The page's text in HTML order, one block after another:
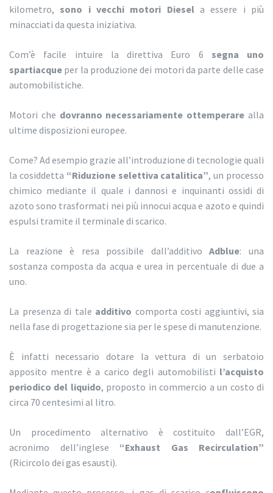
kilometro, sono i vecchi motori Diesela essere i più
minacciati da questa iniziativa.
Com’è facile intuire la direttiva Euro 6 segna uno
spartiacque per la produzione dei motori da parte delle case
automobilistiche.
Motori che dovranno necessariamente ottemperare alla
ultime disposizioni europee.
Come? Ad esempio grazie all’introduzione di tecnologie quali
la cosiddetta “Riduzione selettiva catalitica”, un processo
chimico mediante il quale i dannosi e inquinanti ossidi di
azoto sono trasformati nei più innocui acqua e azoto e quindi
espulsi tramite il terminale di scarico.
La reazione è resa possibile dall’additivoAdblue: una
sostanza composta da acqua e urea in percentuale di due a
uno.
La presenza di tale additivo comporta costi aggiuntivi, sia
nella fase di progettazione sia per le spese di manutenzione.
È infatti necessario dotare la vettura di un serbatoio
apposito mentre è a carico degli automobilisti l’acquisto
periodico del liquido, proposto in commercio a un costo di
circa 70 centesimi al litro.
Un procedimento alternativo è costituito dall’EGR,
acronimo dell’inglese “Exhaust Gas Recirculation”
(Ricircolo dei gas esausti).